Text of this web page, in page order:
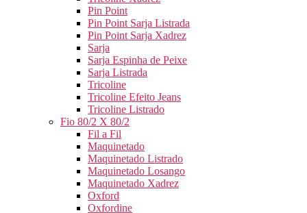
Pin Point
Pin Point Sarja Listrada
Pin Point Sarja Xadrez
Sarja
Sarja Espinha de Peixe
Sarja Listrada
Tricoline
Tricoline Efeito Jeans
Tricoline Listrado
Fio 80/2 X 80/2
Fil a Fil
Maquinetado
Maquinetado Listrado
Maquinetado Losango
Maquinetado Xadrez
Oxford
Oxfordine